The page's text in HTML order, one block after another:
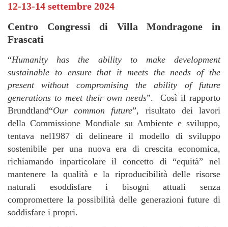
12-13-14 settembre 2024
Centro Congressi di Villa Mondragone in
Frascati
“Humanity has the ability to make development
sustainable to ensure that it meets the needs of the
present without compromising the ability of future
generations to meet their own needs”. Così il rapporto
Brundtland“Our common future”, risultato dei lavori
della Commissione Mondiale su Ambiente e sviluppo,
tentava nel1987 di delineare il modello di sviluppo
sostenibile per una nuova era di crescita economica,
richiamando inparticolare il concetto di “equità” nel
mantenere la qualità e la riproducibilità delle risorse
naturali esoddisfare i bisogni attuali senza
compromettere la possibilità delle generazioni future di
soddisfare i propri.